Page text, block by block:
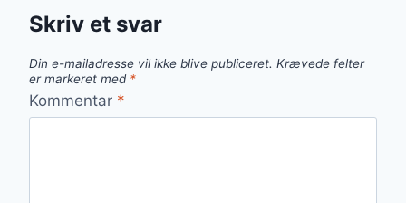
Skriv et svar
Din e-mailadresse vil ikke blive publiceret. Krævede felter
er markeret med *
Kommentar *